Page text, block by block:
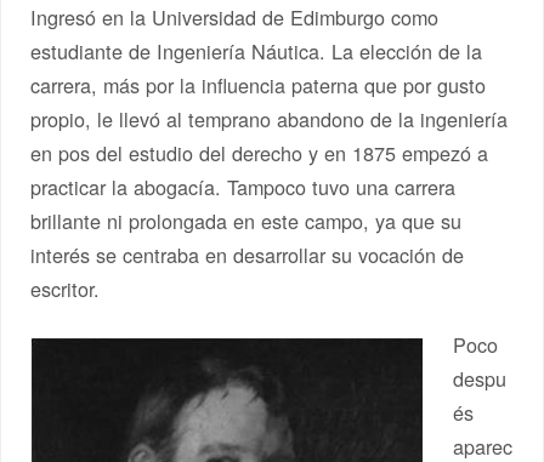
Ingresó en la Universidad de Edimburgo como
estudiante de Ingeniería Náutica. La elección de la
carrera, más por la influencia paterna que por gusto
propio, le llevó al temprano abandono de la ingeniería
en pos del estudio del derecho y en 1875 empezó a
practicar la abogacía. Tampoco tuvo una carrera
brillante ni prolongada en este campo, ya que su
interés se centraba en desarrollar su vocación de
escritor.
Poco
despu
és
aparec